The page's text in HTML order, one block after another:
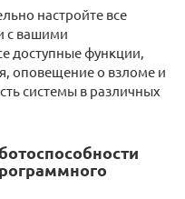
настройте все
с вашими
доступные функции,
оповещение о взломе и
системы в различных